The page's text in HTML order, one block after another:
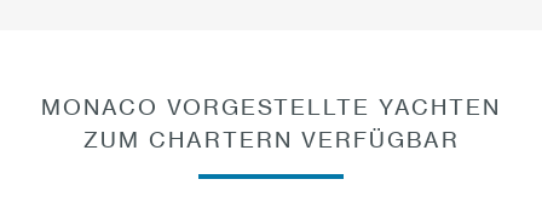
MONACO VORGESTELLTE YACHTEN
ZUM CHARTERN VERFÜGBAR